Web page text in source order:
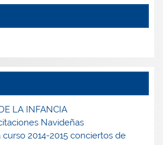
LA INFANCIA
Navideñas
2014-2015 conciertos de